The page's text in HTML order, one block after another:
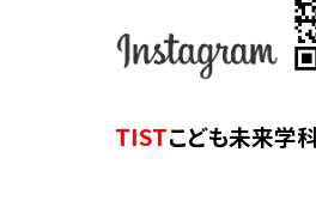
TISTこども未来学